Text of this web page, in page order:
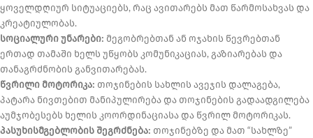
ყოველდღიურ სიტუაციებს, რაც ავითარებს მათ წარმოსახვას და
კრეატიულობას.
სოციალური უნარები: მეგობრებთან ან ოჯახის წევრებთან
ერთად თამაში ხელს უწყობს კომუნიკაციას, გაზიარებას და
თანაგრძნობის განვითარებას.
წვრილი მოტორიკა: თოჯინების სახლის ავეჯის დალაგება,
პატარა ნივთებით მანიპულირება და თოჯინების გადაადგილება
აუმჯობესებს ხელის კოორდინაციასა და წვრილ მოტორიკას.
პასუხისმგებლობის შეგრძნება: თოჯინებზე და მათ “სახლზე”